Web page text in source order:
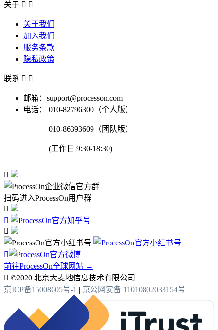
关于  
关于我们
加入我们
服务条款
隐私政策
联系  
邮箱：support@processon.com
电话：
010-82796300（个人版）
010-86393609（团队版）
(工作日 9:30-18:30)

扫码进入ProcessOn用户群




前往ProcessOn全球网站 →
 ©2020 北京大麦地信息技术有限公司
京ICP备15008605号-1 | 京公网安备 11010802033154号